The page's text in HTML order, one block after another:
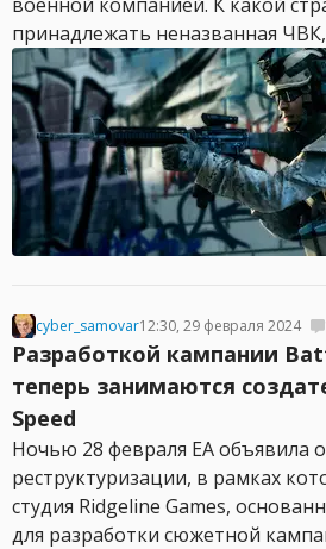
принадлежать неназванная ЧВК,
cyber_samovar12:30, 29 февраля 2024
Разработкой кампании
теперь занимаются
Speed
Ночью 28 февраля EA объявила
реструктуризации, в рамках
студия Ridgeline Games,
для разработки сюжетной